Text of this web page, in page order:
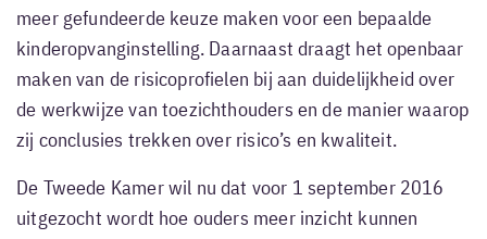
meer gefundeerde keuze maken voor een bepaalde
kinderopvanginstelling. Daarnaast draagt het openbaar
maken van de risicoprofielen bij aan duidelijkheid over
de werkwijze van toezichthouders en de manier waarop
zij conclusies trekken over risico’s en kwaliteit.
De Tweede Kamer wil nu dat voor 1 september 2016
uitgezocht wordt hoe ouders meer inzicht kunnen